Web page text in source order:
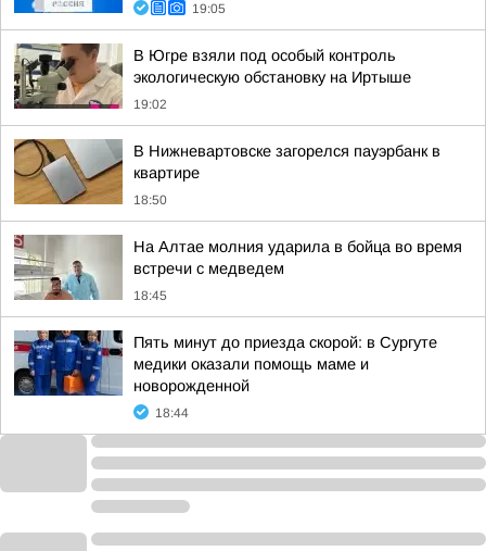
19:05
В Югре взяли под особый контроль
экологическую обстановку на Иртыше
19:02
В Нижневартовске загорелся пауэрбанк в
квартире
18:50
На Алтае молния ударила в бойца во время
встречи с медведем
18:45
Пять минут до приезда скорой: в Сургуте
медики оказали помощь маме и
новорожденной
18:44